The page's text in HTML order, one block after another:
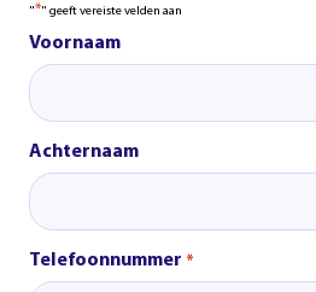
"*" geeft vereiste velden aan
Voornaam
Achternaam
Telefoonnummer *